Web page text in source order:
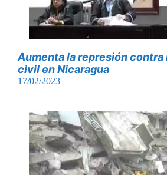
Aumenta la represión contra
civil en Nicaragua
17/02/2023